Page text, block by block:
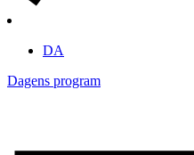
DA
Dagens program